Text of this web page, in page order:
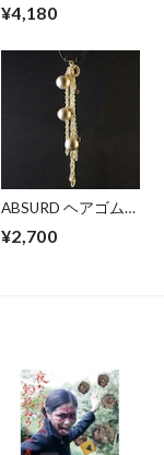
リー 16㎝ ドレス パ
ヘマタイト天然石
紫 透明 チェコビー
¥4,180
ABSURD ヘアゴム
ティー ドレス チェ
¥2,700